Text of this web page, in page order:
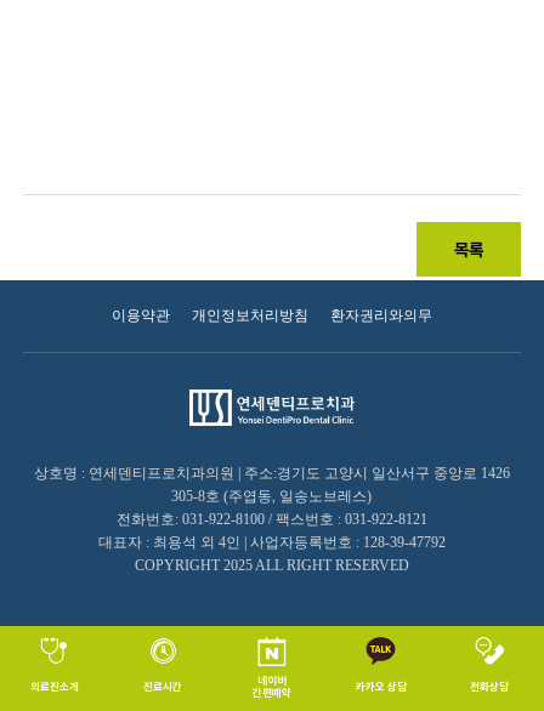
목록
이용약관 개인정보처리방침 환자권리와의무
상호명 : 연세덴티프로치과의원 | 주소:경기도 고양시 일산서구 중앙로 1426
305-8호 (주엽동, 일송노브레스)
전화번호: 031-922-8100 / 팩스번호 : 031-922-8121
대표자 : 최용석 외 4인 | 사업자등록번호 : 128-39-47792
COPYRIGHT 2025 ALL RIGHT RESERVED
의료진소개 진료시간
네이버
간편예약
카카오 상담 전화상담